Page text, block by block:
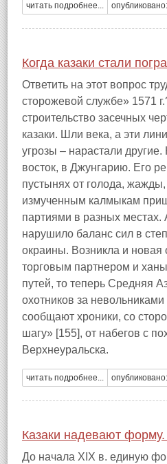
читать подробнее...
Когда казаки стали
Ответить на этот вопрос
сторожевой службе» 1571
строительство засечных
казаки. Шли века, а эти
угрозы – нарастали
восток, в Джунгарию. Его
пустынях от голода, жажды,
измученным калмыкам
партиями в разных местах.
нарушило баланс сил в
окраины. Возникла и
торговым партнером и
путей, то теперь Средняя
охотников за
сообщают хроники, со
шагу» [155], от набегов с
Верхнеуральска.
читать подробнее...
Казаки надевают
До начала XIX в. единую